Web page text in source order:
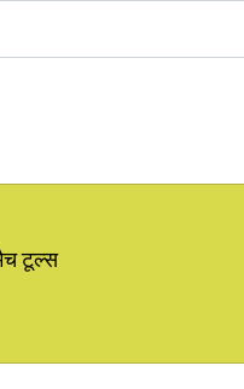
टूल्स